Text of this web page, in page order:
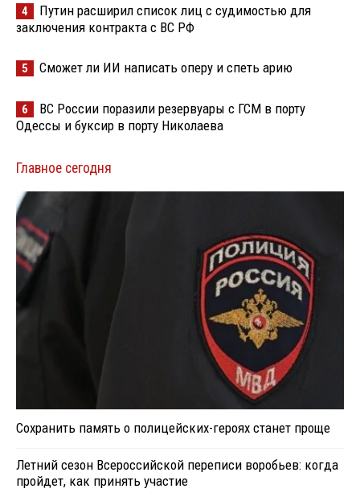
4
Путин расширил список лиц с судимостью для
заключения контракта с ВС РФ
5 Сможет ли ИИ написать оперу и спеть арию
6
ВС России поразили резервуары с ГСМ в порту
Одессы и буксир в порту Николаева
Главное сегодня
Сохранить память о полицейских-героях станет проще
Летний сезон Всероссийской переписи воробьев: когда
пройдет, как принять участие